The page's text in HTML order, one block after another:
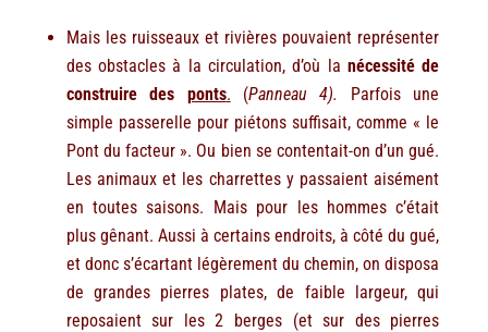
Mais les ruisseaux et rivières pouvaient représenter
des obstacles à la circulation, d’où la nécessité de
construire des ponts. (Panneau 4).
Parfois une
simple passerelle pour piétons suffisait, comme « le
Pont du facteur ». Ou bien se contentait-on d’un gué.
Les animaux et les charrettes y passaient aisément
en toutes saisons. Mais pour les hommes c’était
plus gênant. Aussi à certains endroits, à côté du gué,
et donc s’écartant légèrement du chemin, on disposa
de grandes pierres plates, de faible largeur, qui
reposaient sur les 2 berges (et sur des pierres